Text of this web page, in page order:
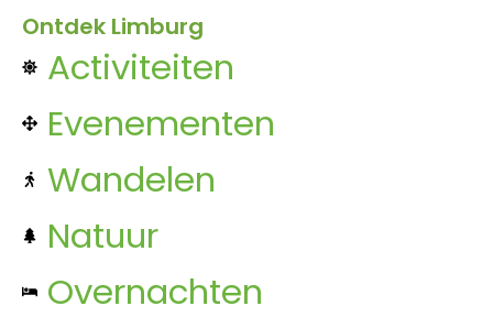
Ontdek Limburg
Activiteiten
Evenementen
Wandelen
Natuur
Overnachten